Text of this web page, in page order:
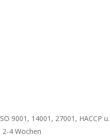
9001, 14001, 27001, HACCP
4 Wochen